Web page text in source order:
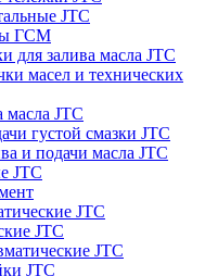
JTC
ГСМ
для залива масла JTC
масел и технических
JTC
густой смазки JTC
и подачи масла JTC
JTC
JTC
JTC
JTC
JTC